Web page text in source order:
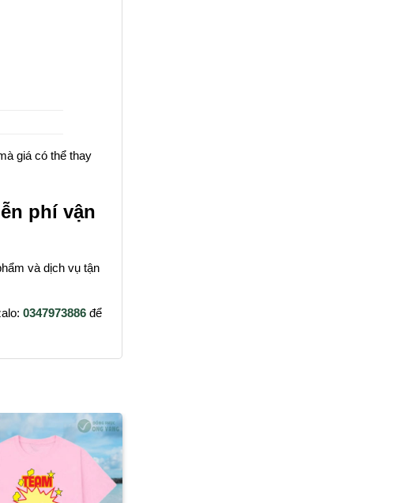
giá có thể thay
phí vận
và dịch vụ tận
0347973886để